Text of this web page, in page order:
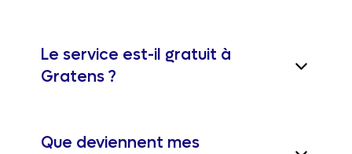
Le service est-il gratuit à
Gratens ?
Que deviennent mes